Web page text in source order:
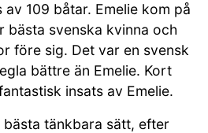
av 109 båtar. Emelie kom på
bästa svenska kvinna och
före sig. Det var en svensk
bättre än Emelie. Kort
insats av Emelie.
tänkbara sätt, efter